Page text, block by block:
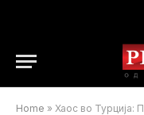
Home » Хаос во Турција: